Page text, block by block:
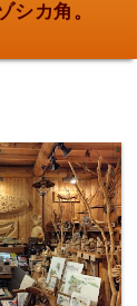
シカ角。